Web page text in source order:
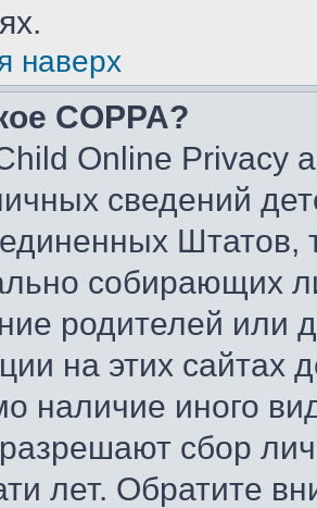
наверх
COPPA?
Online Privacy
сведений
Штатов,
собирающих
родителей или
на этих сайтах
наличие иного
сбор
лет. Обратите